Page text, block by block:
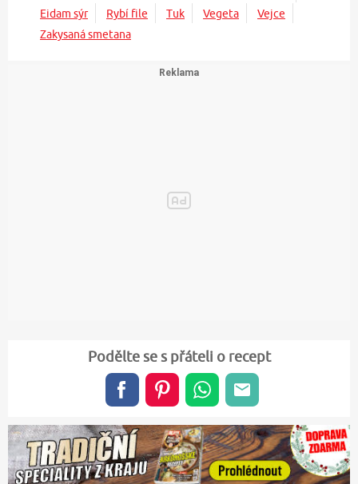
Eidam sýr
Rybí file Tuk Vegeta
Vejce
Zakysaná smetana
Podělte se s přáteli o recept